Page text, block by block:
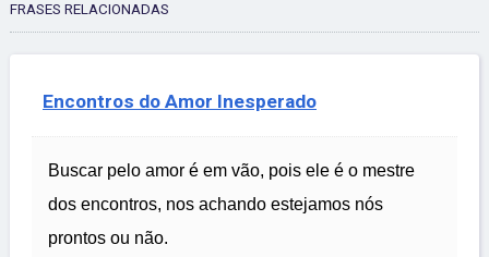
FRASES RELACIONADAS
Encontros do Amor Inesperado
Buscar pelo amor é em vão, pois ele é o mestre
dos encontros, nos achando estejamos nós
prontos ou não.